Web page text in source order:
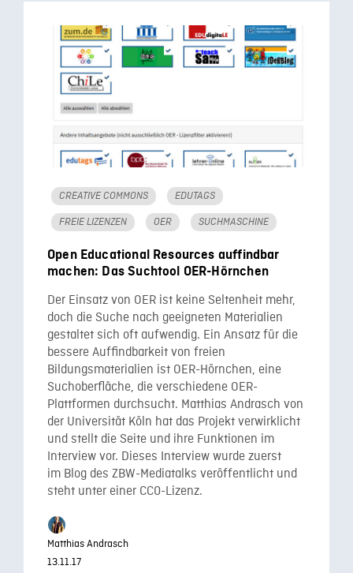
CREATIVE COMMONS EDUTAGS
FREIE LIZENZEN OER SUCHMASCHINE
Open Educational Resources auffindbar
machen: Das Suchtool OER-Hörnchen
Der Einsatz von OER ist keine Seltenheit mehr,
doch die Suche nach geeigneten Materialien
gestaltet sich oft aufwendig. Ein Ansatz für die
bessere Auffindbarkeit von freien
Bildungsmaterialien ist OER-Hörnchen, eine
Suchoberfläche, die verschiedene OER-
Plattformen durchsucht. Matthias Andrasch von
der Universität Köln hat das Projekt verwirklicht
und stellt die Seite und ihre Funktionen im
Interview vor. Dieses Interview wurde zuerst
im Blog des ZBW-Mediatalks veröffentlicht und
steht unter einer CC0-Lizenz.
Matthias Andrasch
13.11.17